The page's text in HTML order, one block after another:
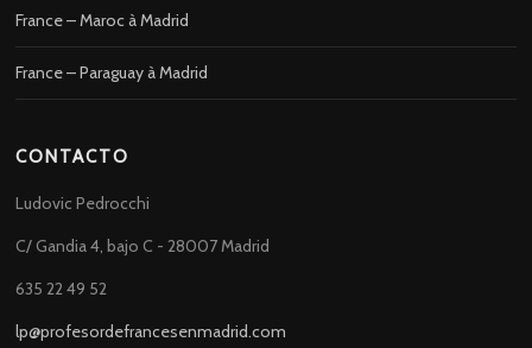
France – Maroc à Madrid
France – Paraguay à Madrid
CONTACTO
Ludovic Pedrocchi
C/ Gandia 4, bajo C - 28007 Madrid
635 22 49 52
lp@profesordefrancesenmadrid.com